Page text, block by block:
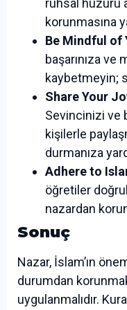
ruhsal huzuru
korunmasına
Be Mindful of
başarınıza ve
kaybetmeyin;
Share Your
Sevincinizi ve
kişilerle
durmanıza
Adhere to
öğretiler
nazardan
Sonuç
Nazar, İslam’ın
durumdan
uygulanmalıdır.